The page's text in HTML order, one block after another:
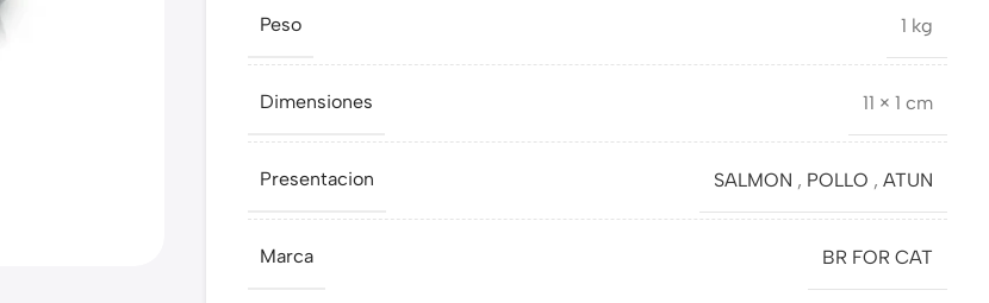
Peso 1 kg
Dimensiones 11 × 1 cm
Presentacion SALMON , POLLO , ATUN
Marca BR FOR CAT